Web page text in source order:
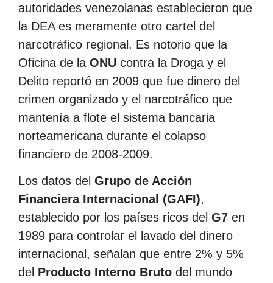
autoridades venezolanas establecieron que
la DEA es meramente otro cartel del
narcotráfico regional. Es notorio que la
Oficina de la ONU contra la Droga y el
Delito reportó en 2009 que fue dinero del
crimen organizado y el narcotráfico que
mantenía a flote el sistema bancaria
norteamericana durante el colapso
financiero de 2008-2009.
Los datos del Grupo de Acción
Financiera Internacional (GAFI),
establecido por los países ricos del G7 en
1989 para controlar el lavado del dinero
internacional, señalan que entre 2% y 5%
del Producto Interno Bruto del mundo